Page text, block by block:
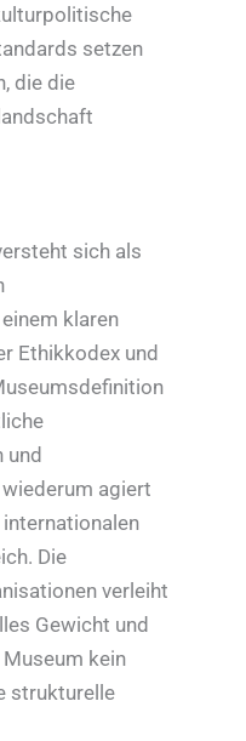
setzen
die die
sich als
klaren
Ethikkodex und
und
agiert
Die
verleiht
Gewicht und
kein
strukturelle